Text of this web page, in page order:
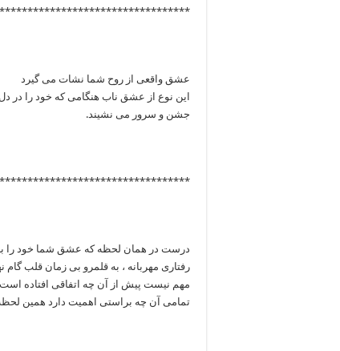
**********************************
عشق واقعی از روح شما نشات می گیرد
این نوع از عشق ناب هنگامی که خود را در
جشن و سرور می نشیند.
**********************************
درست در همان لحظه که عشق شما خود را
رفتاری مهربانه ، به قلمرو بی زمان قلب گام
مهم نیست پیش از آن چه اتفاقی افتاده است
تمامی آن چه براستی اهمیت دارد همین